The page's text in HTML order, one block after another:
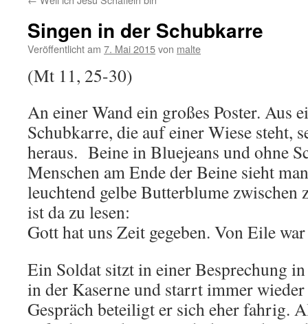
Singen in der Schubkarre
Veröffentlicht am 7. Mai 2015von malte
(Mt 11, 25-30)
An einer Wand ein großes Poster. Aus
Schubkarre, die auf einer Wiese steht,
heraus. Beine in Bluejeans und ohne
Menschen am Ende der Beine sieht
leuchtend gelbe Butterblume zwischen
ist da zu lesen:
Gott hat uns Zeit gegeben. Von Eile
Ein Soldat sitzt in einer Besprechung
in der Kaserne und starrt immer
Gespräch beteiligt er sich eher fahrig.